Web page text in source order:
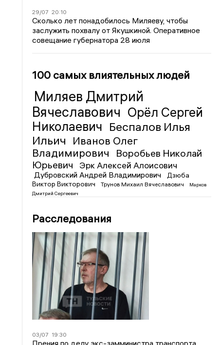
29/07 20:10
Сколько лет понадобилось Миляеву, чтобы
заслужить похвалу от Якушкиной. Оперативное
совещание губернатора 28 июля
100 самых влиятельных людей
Миляев Дмитрий
Вячеславович Орёл Сергей
Николаевич Беспалов Илья
Ильич
Иванов Олег
Владимирович
Воробьев Николай
Юрьевич
Эрк Алексей Алоисович
Дубровский Андрей Владимирович
Дзюба
Виктор Викторович
Трунов Михаил Вячеславович
Марков
Дмитрий Сергеевич
Расследования
03/07 19:30
Прения по делу экс-замминистра транспорта